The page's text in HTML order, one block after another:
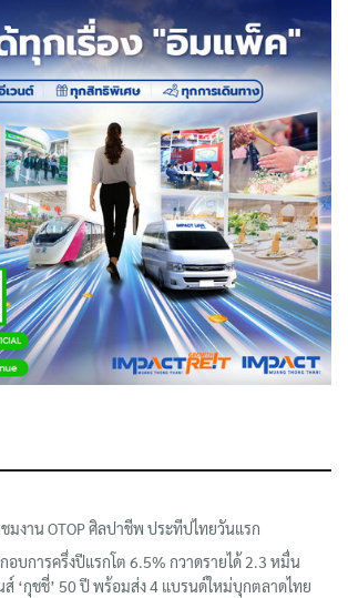
มงาน OTOP ศิลปาชีพ ประทีปไทยวันแรก
อบการครึ่งปีแรกโต 6.5% กวาดรายได้ 2.3 หมื่น
ส์ ‘กุชชี่’ 50 ปี พร้อมส่ง 4 แบรนด์ใหม่บุกตลาดไทย